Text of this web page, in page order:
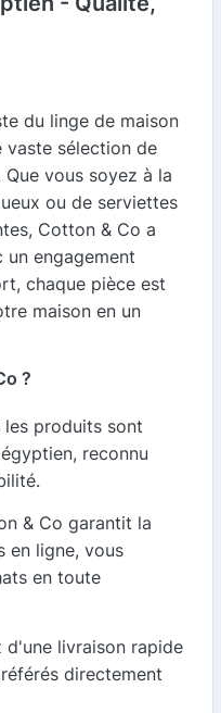
du linge de maison
vaste sélection de
vous soyez à la
ou de serviettes
Cotton & Co a
engagement
chaque pièce est
maison en un
?
les produits sont
reconnu
& Co garantit la
en ligne, vous
en toute
d'une livraison rapide
directement